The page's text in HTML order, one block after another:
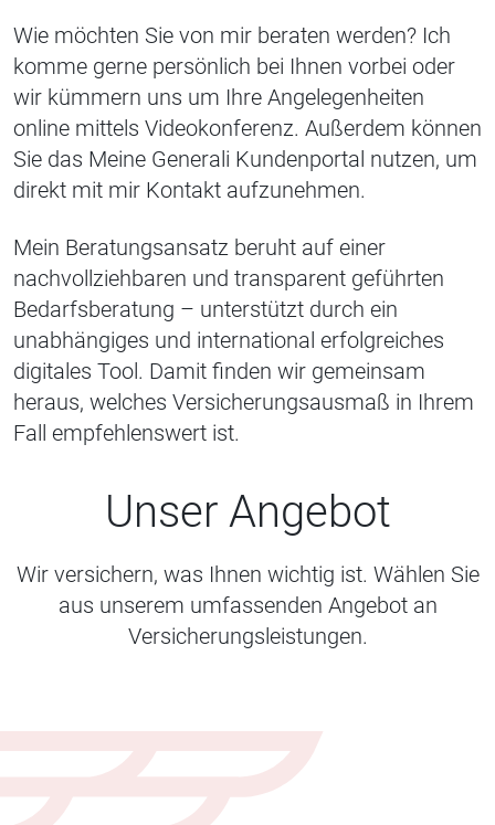
Wie möchten Sie von mir beraten werden? Ich
komme gerne persönlich bei Ihnen vorbei oder
wir kümmern uns um Ihre Angelegenheiten
online mittels Videokonferenz. Außerdem können
Sie das Meine Generali Kundenportal nutzen, um
direkt mit mir Kontakt aufzunehmen.
Mein Beratungsansatz beruht auf einer
nachvollziehbaren und transparent geführten
Bedarfsberatung – unterstützt durch ein
unabhängiges und international erfolgreiches
digitales Tool. Damit finden wir gemeinsam
heraus, welches Versicherungsausmaß in Ihrem
Fall empfehlenswert ist.
Unser Angebot
Wir versichern, was Ihnen wichtig ist. Wählen Sie
aus unserem umfassenden Angebot an
Versicherungsleistungen.